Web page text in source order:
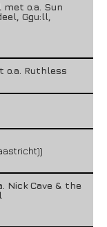
met o.a. Sun
Ggu:ll,
o.a. Ruthless
Nick Cave & the